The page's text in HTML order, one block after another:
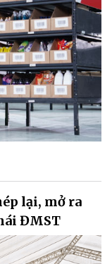
lại, mở ra
ĐMST